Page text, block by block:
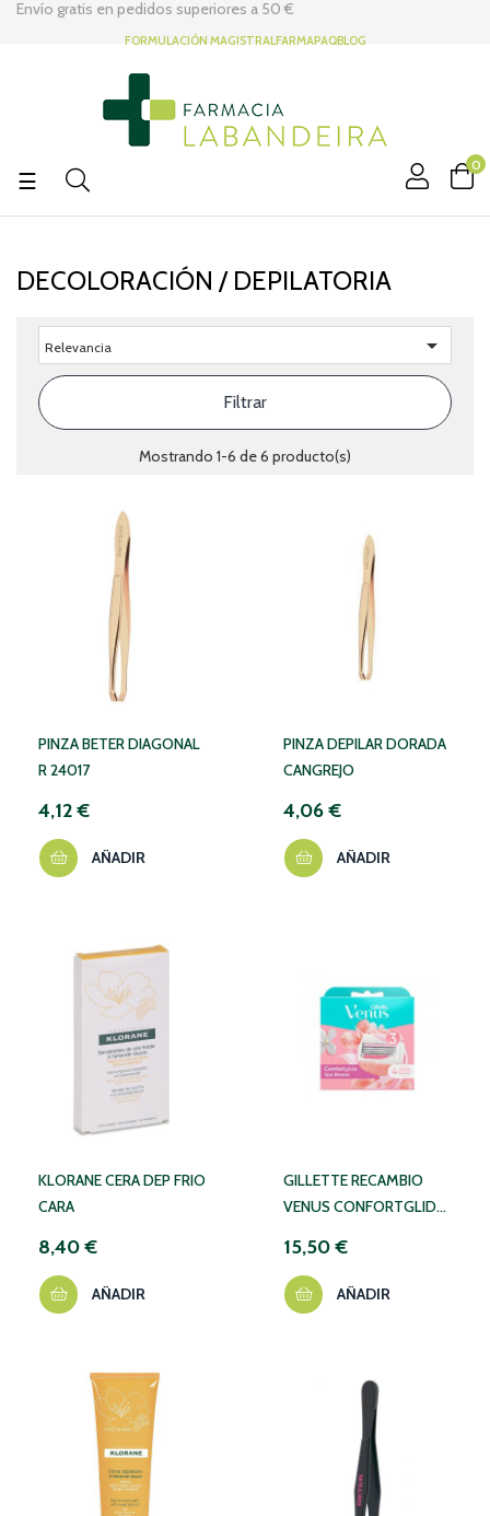
Envío gratis en pedidos superiores a 50 €
FORMULACIÓN MAGISTRALFARMAPAQBLOG
0
Navegación
palanca
☰
DECOLORACIÓN / DEPILATORIA
Relevancia 
Filtrar
Mostrando 1-6 de 6 producto(s)
PINZA BETER DIAGONAL
R 24017
4,12 €
AÑADIR
PINZA DEPILAR DORADA
CANGREJO
4,06 €
AÑADIR
KLORANE CERA DEP FRIO
CARA
8,40 €
AÑADIR
GILLETTE RECAMBIO
VENUS CONFORTGLIDE
15,50 €
AÑADIR